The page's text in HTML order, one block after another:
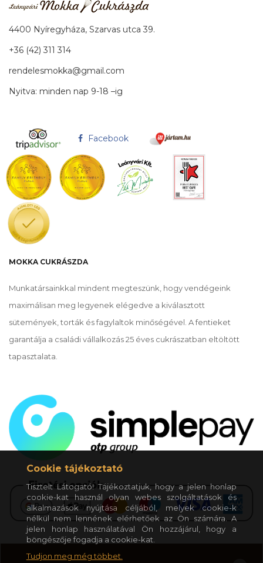
4400 Nyíregyháza, Szarvas utca 39.
+36 (42) 311 314
rendelesmokka@gmail.com
Nyitva: minden nap 9-18 –ig
Facebook
MOKKA CUKRÁSZDA
Munkatársainkkal mindent megteszünk, hogy vendégeink
maximálisan meg legyenek elégedve a kiválasztott
sütemények, torták és fagylaltok minőségével. A fentieket
garantálja a családi vállalkozás 25 éves cukrászatban eltöltött
tapasztalata.
Cookie tájékoztató
Tisztelt Látogató! Tájékoztatjuk, hogy a jelen honlap
cookie-kat használ olyan webes szolgáltatások és
alkalmazások nyújtása céljából, melyek cookie-k
nélkül nem lennének elérhetőek az Ön számára. A
jelen honlap használatával Ön hozzájárul, hogy a
böngészője fogadja a cookie-kat.
Tudjon meg még többet.